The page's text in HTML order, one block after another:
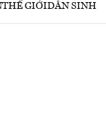
THẾ GIỚIDÂN SINH